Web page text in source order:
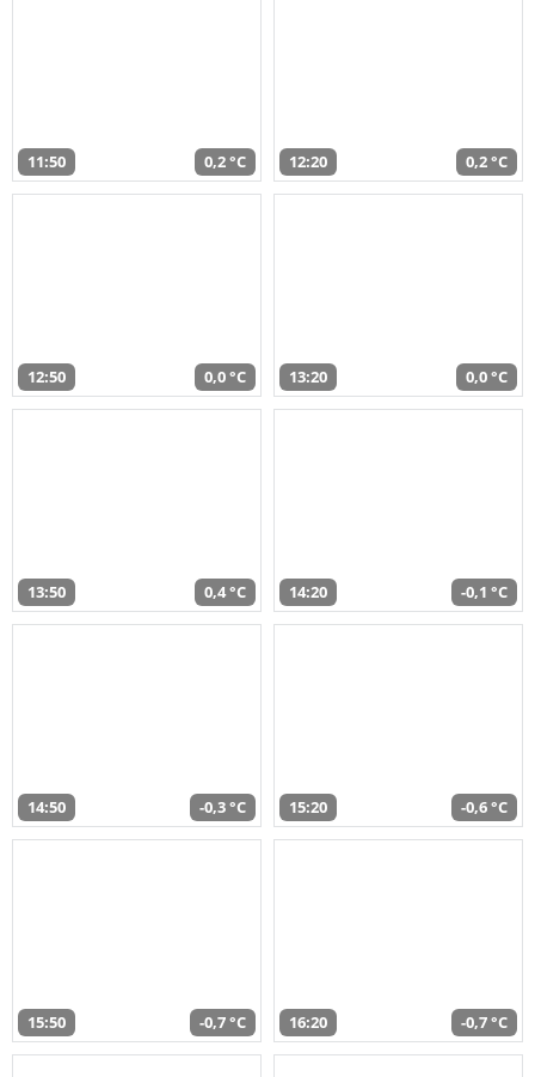
11:50 0,2 °C 12:20 0,2 °C
12:50 0,0 °C 13:20 0,0 °C
13:50 0,4 °C 14:20 -0,1 °C
14:50 -0,3 °C 15:20 -0,6 °C
15:50 -0,7 °C 16:20 -0,7 °C